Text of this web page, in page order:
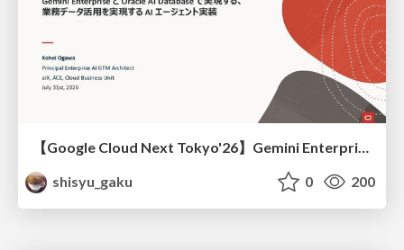
【Google Cloud Next Tokyo'26】Gemini Enterprise と Oracle AI Database で実現する、 業務データ活用を実現する AI エージェント実装
shisyu_gaku
0 200